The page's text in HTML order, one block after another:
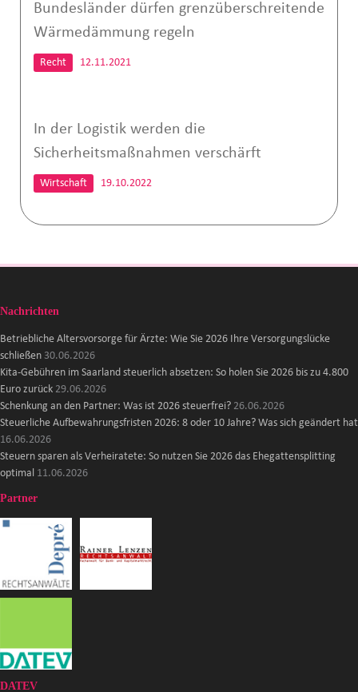
Bundesländer dürfen grenzüberschreitende
Wärmedämmung regeln
Recht 12.11.2021
In der Logistik werden die
Sicherheitsmaßnahmen verschärft
Wirtschaft 19.10.2022
Nachrichten
Betriebliche Altersvorsorge für Ärzte: Wie Sie 2026 Ihre Versorgungslücke
schließen 30.06.2026
Kita-Gebühren im Saarland steuerlich absetzen: So holen Sie 2026 bis zu 4.800
Euro zurück 29.06.2026
Schenkung an den Partner: Was ist 2026 steuerfrei? 26.06.2026
Steuerliche Aufbewahrungsfristen 2026: 8 oder 10 Jahre? Was sich geändert hat
16.06.2026
Steuern sparen als Verheiratete: So nutzen Sie 2026 das Ehegattensplitting
optimal 11.06.2026
Partner
DATEV